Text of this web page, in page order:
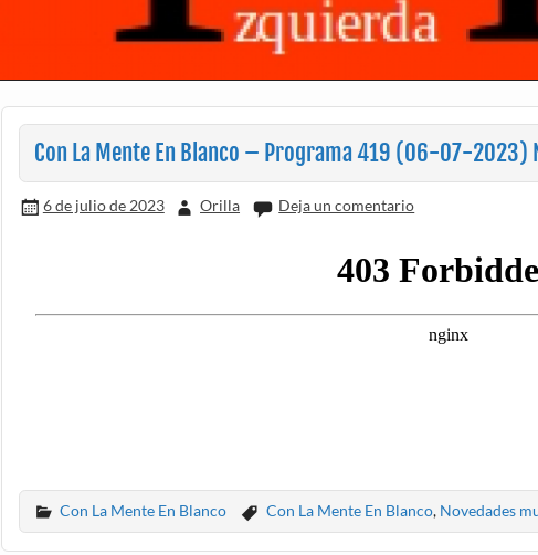
Con La Mente En Blanco – Programa 419 (06-07-2023)
6 de julio de 2023 Orilla Deja un comentario
Con La Mente En Blanco Con La Mente En Blanco, Novedades